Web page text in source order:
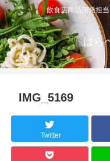
飲食店商品開発担
はら
IMG_5169
Twitter